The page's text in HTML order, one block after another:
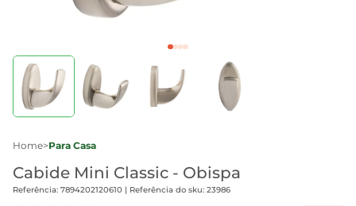
Home>Para Casa
Cabide Mini Classic - Obispa
Referência: 7894202120610 | Referência do sku: 23986